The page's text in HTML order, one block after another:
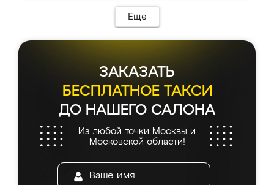
Еще
ЗАКАЗАТЬ
БЕСПЛАТНОЕ ТАКСИ
ДО НАШЕГО САЛОНА
Из любой точки Москвы и
Московской области!